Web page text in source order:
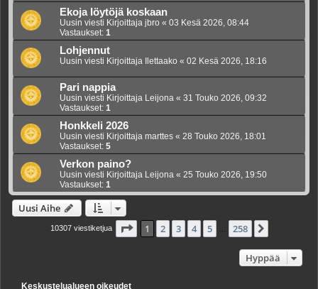
Ekoja löytöjä koskaan
Uusin viesti Kirjoittaja jbro « 03 Kesä 2026, 08:44
Vastaukset: 1
Lohjennut
Uusin viesti Kirjoittaja Ilettaako « 02 Kesä 2026, 18:16
Pari nappia
Uusin viesti Kirjoittaja Leijona « 31 Touko 2026, 09:32
Vastaukset: 1
Honkkeli 2026
Uusin viesti Kirjoittaja marttes « 28 Touko 2026, 18:01
Vastaukset: 5
Verkon paino?
Uusin viesti Kirjoittaja Leijona « 25 Touko 2026, 19:50
Vastaukset: 1
Uusi Aihe
10307 viestiketjua Sivu /258
1 2 3 4 5 258
Hyppää
Keskustelualueen oikeudet